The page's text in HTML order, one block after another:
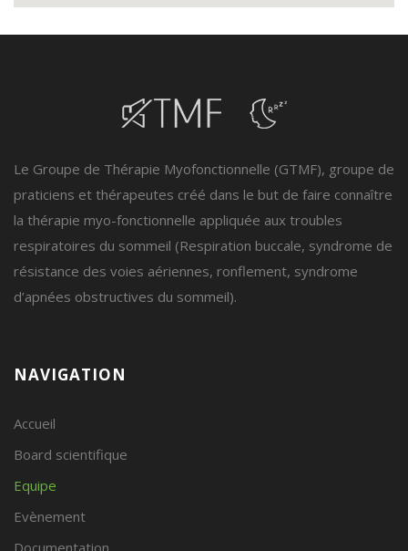
Le Groupe de Thérapie Myofonctionnelle (GTMF), groupe de
praticiens et thérapeutes créé dans le but de faire connaître
la thérapie myo-fonctionnelle appliquée aux troubles
respiratoires du sommeil (Respiration buccale, syndrome de
résistance des voies aériennes, ronflement, syndrome
d’apnées obstructives du sommeil).
NAVIGATION
Accueil
Board scientifique
Equipe
Evènement
Documentation